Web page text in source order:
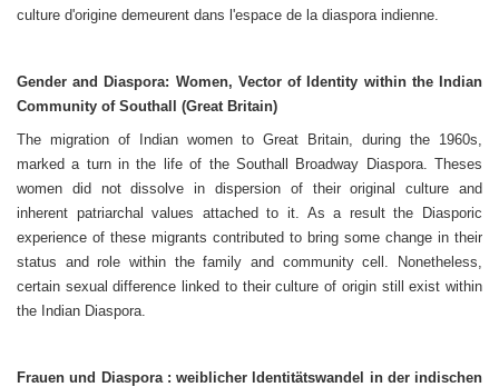
culture d'origine demeurent dans l'espace de la diaspora indienne.
Gender and Diaspora: Women, Vector of Identity within the Indian
Community of Southall (Great Britain)
The migration of Indian women to Great Britain , during the 1960s,
marked a turn in the life of the Southall Broadway Diaspora. Theses
women did not dissolve in dispersion of their original culture and
inherent patriarchal values attached to it. As a result the Diasporic
experience of these migrants contributed to bring some change in their
status and role within the family and com­munity cell. Nonetheless,
certain sexual diffe­rence linked to their culture of origin still exist within
the Indian Diaspora.
Frauen und Diaspora : weiblicher ldentitätswandel in der indischen